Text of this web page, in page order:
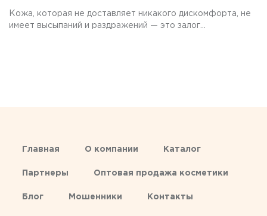
Кожа, которая не доставляет никакого дискомфорта, не
имеет высыпаний и раздражений — это залог...
Главная О компании Каталог
Партнеры Оптовая продажа косметики
Блог Мошенники Контакты